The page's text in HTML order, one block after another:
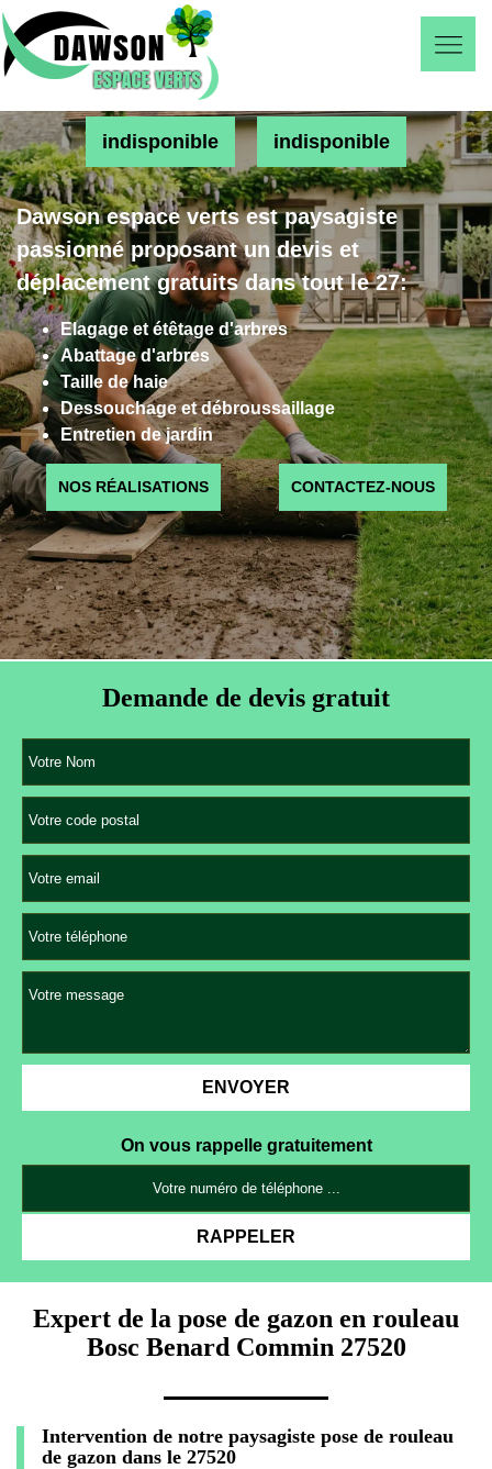
indisponible indisponible
Dawson espace verts est paysagiste
passionné proposant un devis et
déplacement gratuits dans tout le 27:
Elagage et étêtage d'arbres
Abattage d'arbres
Taille de haie
Dessouchage et débroussaillage
Entretien de jardin
NOS RÉALISATIONS CONTACTEZ-NOUS
Demande de devis gratuit
On vous rappelle gratuitement
Expert de la pose de gazon en rouleau
Bosc Benard Commin 27520
Intervention de notre paysagiste pose de rouleau
de gazon dans le 27520